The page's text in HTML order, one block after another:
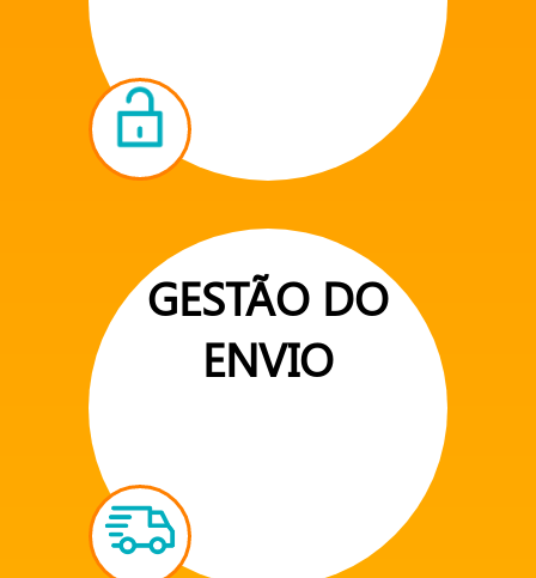
GESTÃO DO
ENVIO